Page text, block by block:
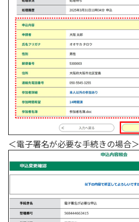
＜電子署名が必要な手続きの場合＞